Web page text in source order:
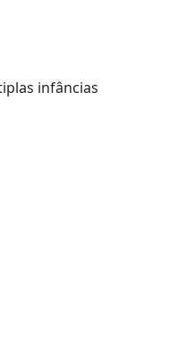
infâncias